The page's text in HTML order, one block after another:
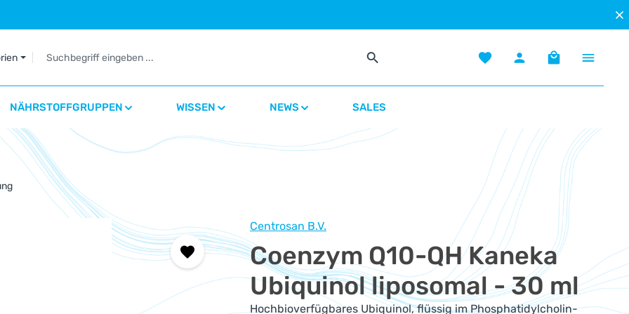
Du hast 0 Produkte auf dem
Warenkorb
NÄHRSTOFFGRUPPEN WISSEN NEWS SALES
Centrosan B.V.
Coenzym Q10-QH Kaneka
Ubiquinol liposomal - 30 ml
Hochbioverfügbares Ubiquinol, flüssig im Phosphatidylcholin-